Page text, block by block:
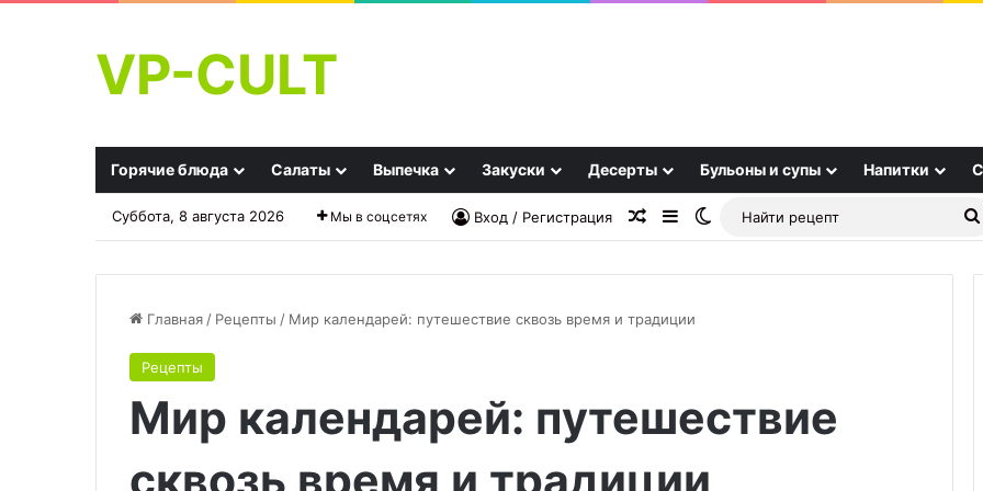
VP-CULT
Горячие блюда Салаты Выпечка Закуски Десерты Бульоны и супы Напитки
Суббота, 8 августа 2026 Мы в соцсетях Вход / Регистрация Случайная статья
SidebarSwitch skin
Главная / Рецепты / Мир календарей: путешествие сквозь время и традиции
Рецепты
Мир календарей: путешествие
сквозь время и традиции
маминой
соседки
по 27.10.2025
из
и
25.10.2025